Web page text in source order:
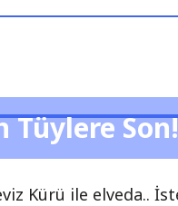
Tüylere Son!
Kürü ile elveda..